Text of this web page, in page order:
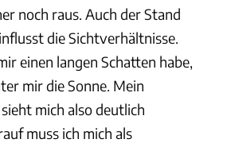
noch raus. Auch der Stand
die Sichtverhältnisse.
einen langen Schatten habe,
mir die Sonne. Mein
mich also deutlich
muss ich mich als